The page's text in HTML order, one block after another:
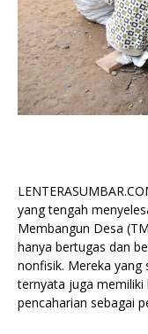
yang tengah
Membangun Desa
hanya bertugas dan
nonfisik. Mereka yang
ternyata juga memiliki
pencaharian sebagai